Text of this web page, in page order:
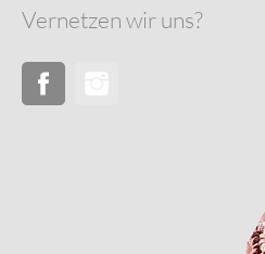
Vernetzen wir uns?